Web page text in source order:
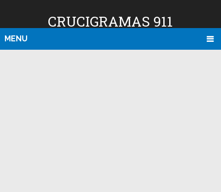
CRUCIGRAMAS 911
MENU